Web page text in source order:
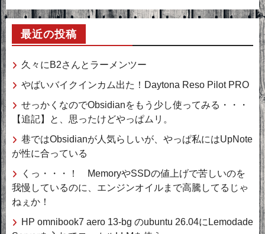
最近の投稿
久々にB2さんとラーメンツー
やばいバイクインカム出た！Daytona Reso Pilot PRO
せっかくなのでObsidianをもう少し使ってみる・・・
【追記】と、思ったけどやっぱムリ。
巷ではObsidianが人気らしいが、やっぱ私にはUpNote
が性に合っている
くっ・・・！ MemoryやSSDの値上げで苦しいのを
我慢しているのに、エンジンオイルまで高騰してるじゃ
ねぇか！
HP omnibook7 aero 13-bg のubuntu 26.04にLemodade